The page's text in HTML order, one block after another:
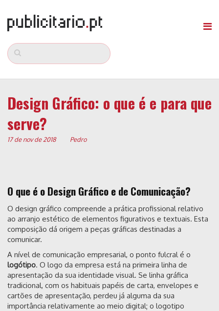
Design Gráfico: o que é e para que
serve?
17 de nov de 2018 Pedro
O que é o Design Gráfico e de Comunicação?
O design gráfico compreende a prática profissional relativo
ao arranjo estético de elementos figurativos e textuais. Esta
composição dá origem a peças gráficas destinadas a
comunicar.
A nível de comunicação empresarial, o ponto fulcral é o
logótipo. O logo da empresa está na primeira linha de
apresentação da sua identidade visual. Se linha gráfica
tradicional, com os habituais papéis de carta, envelopes e
cartões de apresentação, perdeu já alguma da sua
importância relativamente ao meio digital; o logotipo